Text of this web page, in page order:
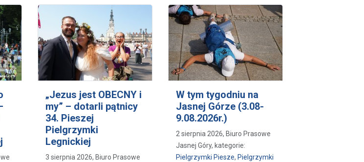
„Jezus jest OBECNY i
my” – dotarli pątnicy
34. Pieszej
Pielgrzymki
Legnickiej
3 sierpnia 2026, Biuro Prasowe
W tym tygodniu na
Jasnej Górze (3.08-
9.08.2026r.)
2 sierpnia 2026, Biuro Prasowe
Jasnej Góry, kategorie:
Pielgrzymki Piesze, Pielgrzymki